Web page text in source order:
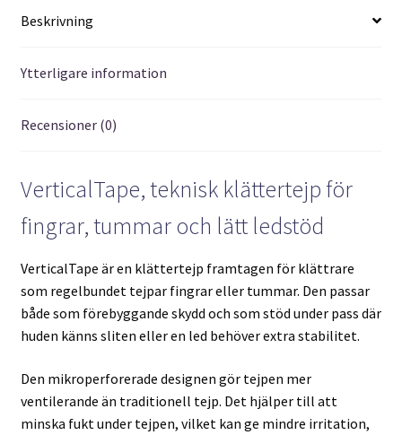
Beskrivning
Ytterligare information
Recensioner (0)
VerticalTape, teknisk klättertejp för
fingrar, tummar och lätt ledstöd
VerticalTape är en klättertejp framtagen för klättrare
som regelbundet tejpar fingrar eller tummar. Den passar
både som förebyggande skydd och som stöd under pass där
huden känns sliten eller en led behöver extra stabilitet.
Den mikroperforerade designen gör tejpen mer
ventilerande än traditionell tejp. Det hjälper till att
minska fukt under tejpen, vilket kan ge mindre irritation,